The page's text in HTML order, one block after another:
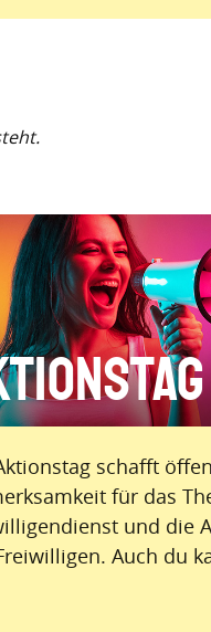
schafft
für das
und die
Auch du